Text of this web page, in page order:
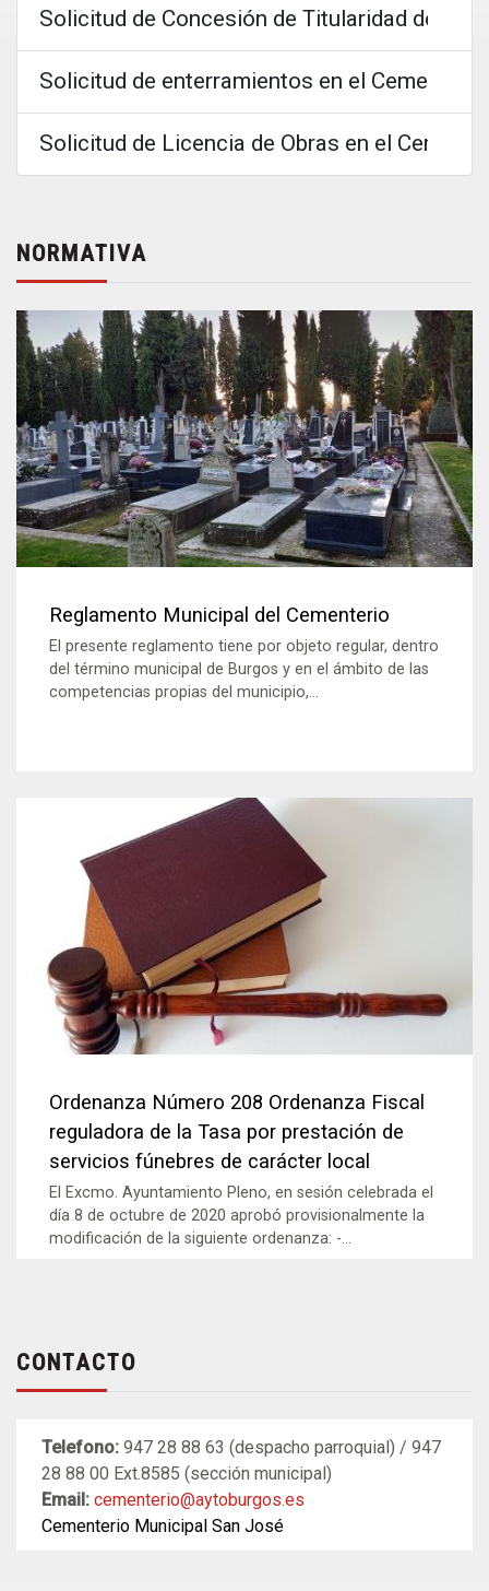
Solicitud de Concesión de Titularidad de
Solicitud de enterramientos en el
Solicitud de Licencia de Obras en el
NORMATIVA
Reglamento Municipal del Cementerio
El presente reglamento tiene por objeto regular, dentro
del término municipal de Burgos y en el ámbito de las
competencias propias del municipio,...
Ordenanza Número 208 Ordenanza Fiscal
reguladora de la Tasa por prestación de
servicios fúnebres de carácter local
El Excmo. Ayuntamiento Pleno, en sesión celebrada el
día 8 de octubre de 2020 aprobó provisionalmente la
modificación de la siguiente ordenanza: -...
CONTACTO
Telefono: 947 28 88 63 (despacho parroquial) / 947
28 88 00 Ext.8585 (sección municipal)
Email: cementerio@aytoburgos.es
Cementerio Municipal San José